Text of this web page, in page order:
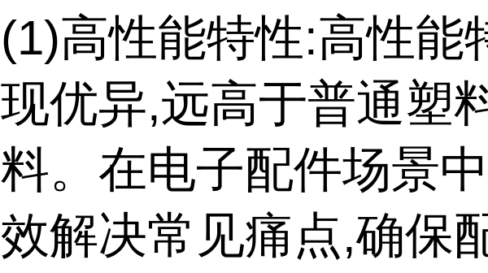
(1)高性能特性:高性能
现优异,远高于普通塑
料。在电子配件场景
效解决常见痛点,确保